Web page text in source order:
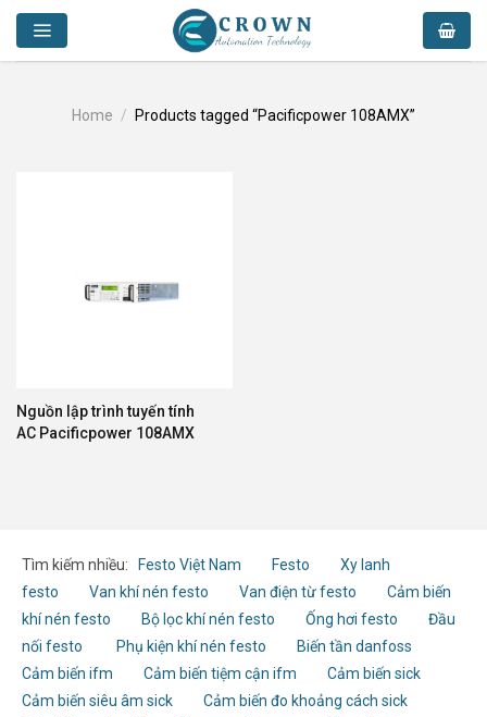
Skip
content
Home / Products tagged “Pacificpower 108AMX”
Nguồn lập trình tuyến tính
AC Pacificpower 108AMX
Tìm kiếm nhiều: Festo Việt Nam Festo
Xy lanh
festo
Van khí nén festo Van điện từ festo
Cảm biến
khí nén festo
Bộ lọc khí nén festo Ống hơi festo
Đầu
nối festo
Phụ kiện khí nén festo
Biến tần danfoss
Cảm biến ifm
Cảm biến tiệm cận ifm
Cảm biến sick
Cảm biến siêu âm sick
Cảm biến đo khoảng cách sick